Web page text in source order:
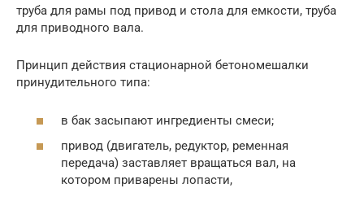
труба для рамы под привод и стола для емкости, труба
для приводного вала.
Принцип действия стационарной бетономешалки
принудительного типа:
в бак засыпают ингредиенты смеси;
привод (двигатель, редуктор, ременная
передача) заставляет вращаться вал, на
котором приварены лопасти,